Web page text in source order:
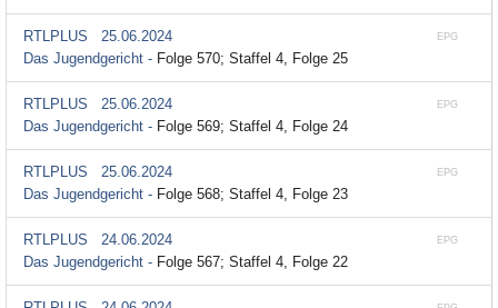
EPG
RTLPLUS
25.06.2024
Das Jugendgericht - Folge 570; Staffel 4, Folge 25
EPG
RTLPLUS
25.06.2024
Das Jugendgericht - Folge 569; Staffel 4, Folge 24
EPG
RTLPLUS
25.06.2024
Das Jugendgericht - Folge 568; Staffel 4, Folge 23
EPG
RTLPLUS
24.06.2024
Das Jugendgericht - Folge 567; Staffel 4, Folge 22